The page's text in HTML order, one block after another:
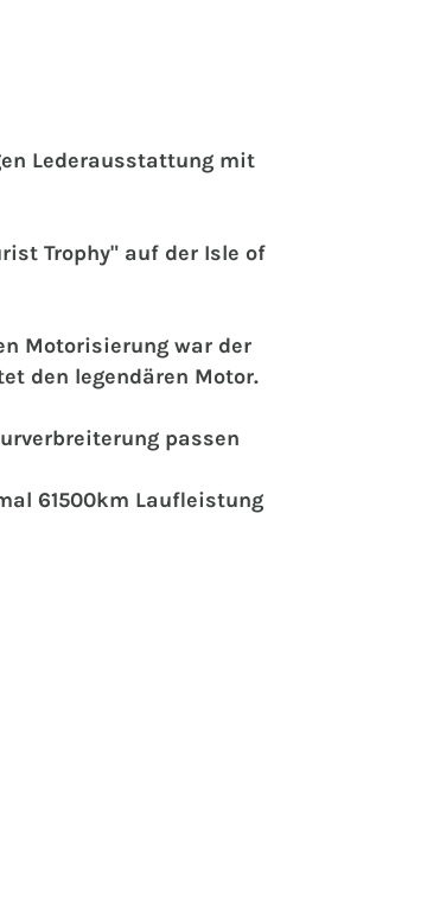
Lederausstattung mit
Trophy" auf der Isle of
Motorisierung war der
den legendären Motor.
passen
61500km Laufleistung